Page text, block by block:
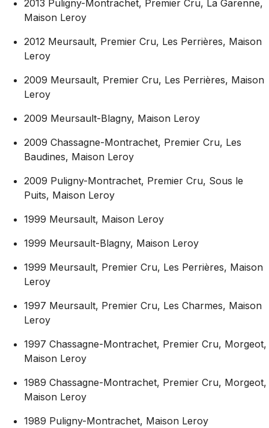
2013 Puligny-Montrachet, Premier Cru, La Garenne,
Maison Leroy
2012 Meursault, Premier Cru, Les Perrières, Maison
Leroy
2009 Meursault, Premier Cru, Les Perrières, Maison
Leroy
2009 Meursault-Blagny, Maison Leroy
2009 Chassagne-Montrachet, Premier Cru, Les
Baudines, Maison Leroy
2009 Puligny-Montrachet, Premier Cru, Sous le
Puits, Maison Leroy
1999 Meursault, Maison Leroy
1999 Meursault-Blagny, Maison Leroy
1999 Meursault, Premier Cru, Les Perrières, Maison
Leroy
1997 Meursault, Premier Cru, Les Charmes, Maison
Leroy
1997 Chassagne-Montrachet, Premier Cru, Morgeot,
Maison Leroy
1989 Chassagne-Montrachet, Premier Cru, Morgeot,
Maison Leroy
1989 Puligny-Montrachet, Maison Leroy